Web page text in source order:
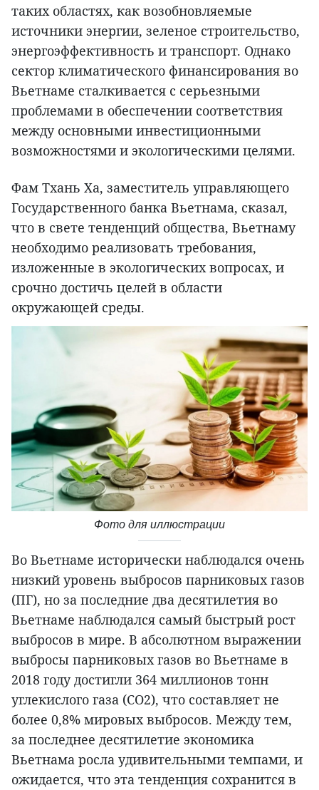
таких областях, как возобновляемые
источники энергии, зеленое строительство,
энергоэффективность и транспорт. Однако
сектор климатического финансирования во
Вьетнаме сталкивается с серьезными
проблемами в обеспечении соответствия
между основными инвестиционными
возможностями и экологическими целями.
Фам Тхань Ха, заместитель управляющего
Государственного банка Вьетнама, сказал,
что в свете тенденций общества, Вьетнаму
необходимо реализовать требования,
изложенные в экологических вопросах, и
срочно достичь целей в области
окружающей среды.
Фото для иллюстрации
Во Вьетнаме исторически наблюдался очень
низкий уровень выбросов парниковых газов
(ПГ), но за последние два десятилетия во
Вьетнаме наблюдался самый быстрый рост
выбросов в мире. В абсолютном выражении
выбросы парниковых газов во Вьетнаме в
2018 году достигли 364 миллионов тонн
углекислого газа (CO2), что составляет не
более 0,8% мировых выбросов. Между тем,
за последнее десятилетие экономика
Вьетнама росла удивительными темпами, и
ожидается, что эта тенденция сохранится в